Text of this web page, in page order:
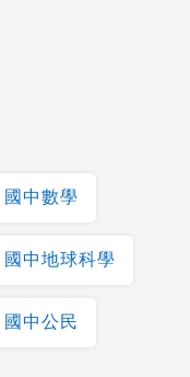
國中數學
國中地球科學
國中公民